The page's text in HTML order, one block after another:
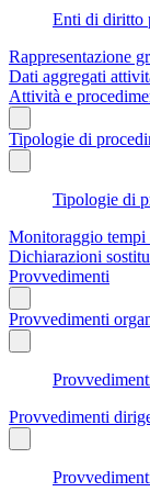
Enti di diritto
Rappresentazione
Dati aggregati
Attività e
Tipologie di
Tipologie di
Monitoraggio tempi
Dichiarazioni
Provvedimenti
Provvedimenti
Provvedimenti